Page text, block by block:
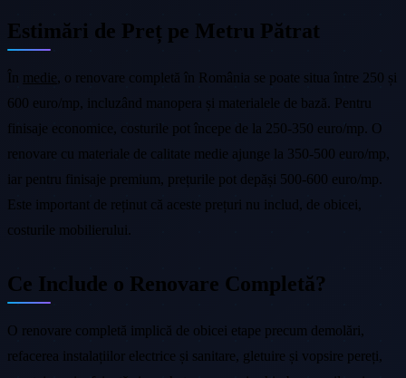
Estimări de Preț pe Metru Pătrat
În medie, o renovare completă în România se poate situa între 250 și
600 euro/mp, incluzând manopera și materialele de bază. Pentru
finisaje economice, costurile pot începe de la 250-350 euro/mp. O
renovare cu materiale de calitate medie ajunge la 350-500 euro/mp,
iar pentru finisaje premium, prețurile pot depăși 500-600 euro/mp.
Este important de reținut că aceste prețuri nu includ, de obicei,
costurile mobilierului.
Ce Include o Renovare Completă?
O renovare completă implică de obicei etape precum demolări,
refacerea instalațiilor electrice și sanitare, gletuire și vopsire pereți,